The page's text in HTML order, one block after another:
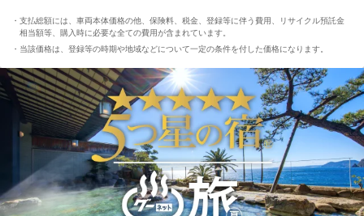
支払総額には、車両本体価格の他、保険料、税金、登録等に伴う費用、リサイクル預託金
相当額等、購入時に必要な全ての費用が含まれています。
当該価格は、登録等の時期や地域などについて一定の条件を付した価格になります。